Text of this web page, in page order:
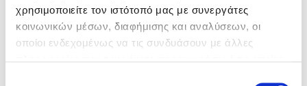
χρησιμοποιείτε τον ιστότοπό μας με συνεργάτες
κοινωνικών μέσων, διαφήμισης και αναλύσεων, οι
οποίοι ενδεχομένως να τις συνδυάσουν με άλλες
31 Μάρτιος 2017
Πως Επηρεάζεται Η Στοματική Υγεία Των